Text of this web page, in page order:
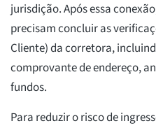
jurisdição. Após essa
precisam concluir as
Cliente) da corretora,
comprovante de endereço,
fundos.
Para reduzir o risco de